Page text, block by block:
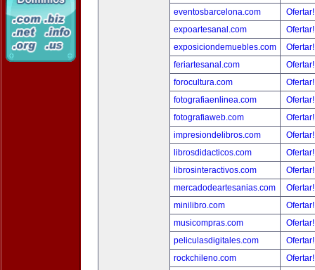
eventosbarcelona.com
expoartesanal.com
exposiciondemuebles.com
feriartesanal.com
forocultura.com
fotografiaenlinea.com
fotografiaweb.com
impresiondelibros.com
librosdidacticos.com
librosinteractivos.com
mercadodeartesanias.com
minilibro.com
musicompras.com
peliculasdigitales.com
rockchileno.com